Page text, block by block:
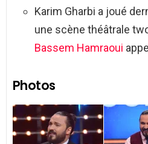
Karim Gharbi a joué
une scène théâtrale
Bassem Hamraoui
Photos